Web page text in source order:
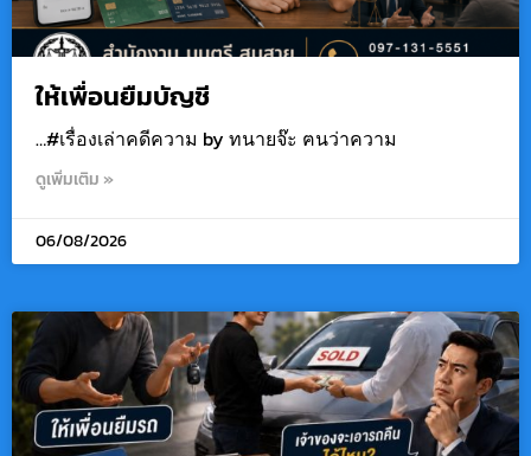
ให้เพื่อนยืมบัญชี
…#เรื่องเล่าคดีความ by ทนายจ๊ะ ฅนว่าความ
ดูเพิ่มเติม »
06/08/2026